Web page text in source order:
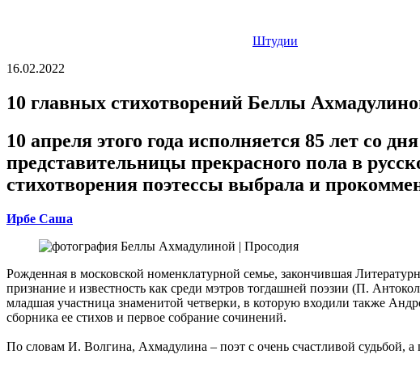
Штудии
16.02.2022
10 главных стихотворений Беллы
10 апреля этого года исполняется 85 лет со
представительницы прекрасного пола в
стихотворения поэтессы выбрала и
Ирбе Саша
Рожденная в московской номенклатурной семье, закончившая
признание и известность как среди мэтров тогдашней поэзии (П.
младшая участница знаменитой четверки, в которую входили также
сборника ее стихов и первое собрание сочинений.
По словам И. Волгина, Ахмадулина – поэт с очень счастливой судьбой,